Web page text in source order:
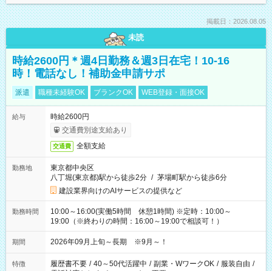
掲載日：2026.08.05
未読
時給2600円＊週4日勤務＆週3日在宅！10-16
時！電話なし！補助金申請サポ
派遣 職種未経験OK ブランクOK WEB登録・面接OK
給与
時給2600円
交通費別途支給あり
交通費 全額支給
勤務地
東京都中央区
八丁堀(東京都)駅から徒歩2分 / 茅場町駅から徒歩6分
建設業界向けのAIサービスの提供など
勤務時間
10:00～16:00(実働5時間 休憩1時間) ※定時：10:00～
19:00（※終わりの時間：16:00～19:00で相談可！）
期間 2026年09月上旬～長期 ※9月～！
特徴 履歴書不要 / 40～50代活躍中 / 副業・WワークOK / 服装自由 /